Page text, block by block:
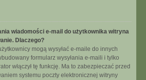
wiadomości e-mail do użytkownika witryna
Dlaczego?
mogą wysyłać e-maile do innych
formularz wysyłania e-maili i tylko
włączył tę funkcję. Ma to zabezpieczać przed
systemu poczty elektronicznej witryny